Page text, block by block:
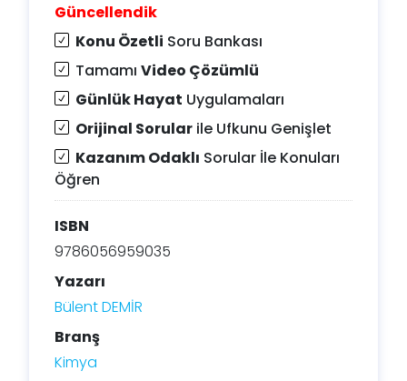
Güncellendik
Konu Özetli Soru Bankası
TamamıVideo Çözümlü
Günlük Hayat Uygulamaları
Orijinal Sorular ile Ufkunu Genişlet
Kazanım Odaklı Sorular İle Konuları
Öğren
ISBN
9786056959035
Yazarı
Bülent DEMİR
Branş
Kimya